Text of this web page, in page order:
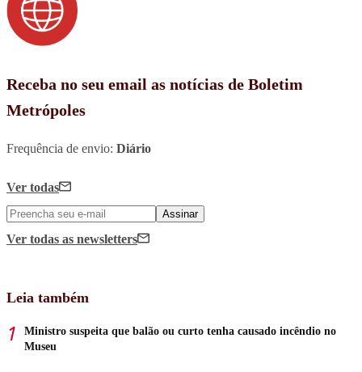
Receba no seu email as notícias de Boletim
Metrópoles
Frequência de envio: Diário
Ver todas
Assinar
Ver todas as newsletters
Leia também
Ministro suspeita que balão ou curto tenha causado incêndio no
Museu